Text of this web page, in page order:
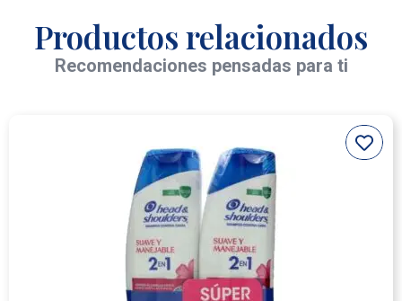
Productos relacionados
Recomendaciones pensadas para ti